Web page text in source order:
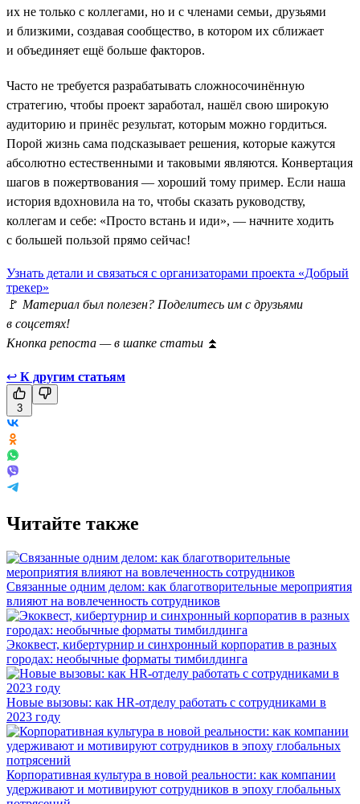
их не только с коллегами, но и с членами семьи, друзьями
и близкими, создавая сообщество, в котором их сближает
и объединяет ещё больше факторов.
Часто не требуется разрабатывать сложносочинённую
стратегию, чтобы проект заработал, нашёл свою широкую
аудиторию и принёс результат, которым можно гордиться.
Порой жизнь сама подсказывает решения, которые кажутся
абсолютно естественными и таковыми являются. Конвертация
шагов в пожертвования — хороший тому пример. Если наша
история вдохновила на то, чтобы сказать руководству,
коллегам и себе: «Просто встань и иди», — начните ходить
с большей пользой прямо сейчас!
Узнать детали и связаться с организаторами проекта «Добрый
трекер»
🚩 Материал был полезен? Поделитесь им с друзьями
в соцсетях!
Кнопка репоста — в шапке статьи ⏫
↩ К другим статьям
3
Читайте также
Связанные одним делом: как благотворительные мероприятия
влияют на вовлеченность сотрудников
Экоквест, кибертурнир и синхронный корпоратив в разных
городах: необычные форматы тимбилдинга
Новые вызовы: как HR-отделу работать с сотрудниками в
2023 году
Корпоративная культура в новой реальности: как компании
удерживают и мотивируют сотрудников в эпоху глобальных